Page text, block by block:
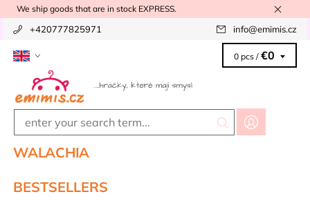
We ship goods that are in stock EXPRESS.
+420777825971 info@emimis.cz
0 pcs / €0
WALACHIA
BESTSELLERS